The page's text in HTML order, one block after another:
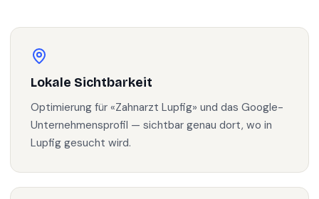
Lokale Sichtbarkeit
Optimierung für «Zahnarzt Lupfig» und das Google-
Unternehmensprofil — sichtbar genau dort, wo in
Lupfig gesucht wird.